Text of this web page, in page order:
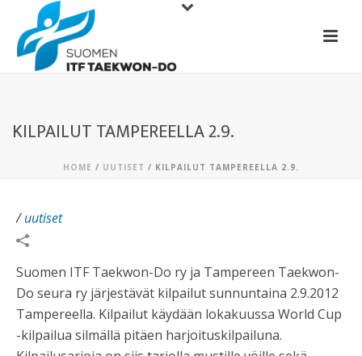
KILPAILUT TAMPEREELLA 2.9.
HOME / UUTISET / KILPAILUT TAMPEREELLA 2.9.
/uutiset
Suomen ITF Taekwon-Do ry ja Tampereen Taekwon-
Do seura ry järjestävät kilpailut sunnuntaina 2.9.2012
Tampereella. Kilpailut käydään lokakuussa World Cup
-kilpailua silmällä pitäen harjoituskilpailuna.